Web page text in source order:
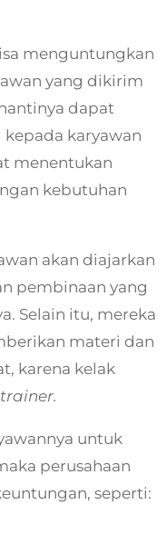
menguntungkan
yang dikirim
dapat
karyawan
menentukan
kebutuhan
akan diajarkan
pembinaan yang
Selain itu, mereka
materi dan
karena kelak
untuk
perusahaan
seperti: